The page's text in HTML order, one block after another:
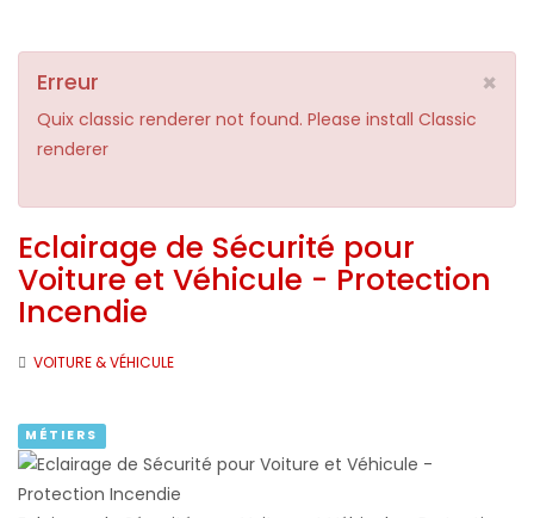
×
Erreur
Quix classic renderer not found. Please install Classic
renderer
Eclairage de Sécurité pour
Voiture et Véhicule - Protection
Incendie
VOITURE & VÉHICULE
MÉTIERS